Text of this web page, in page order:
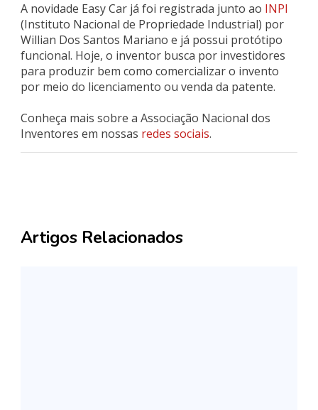
A novidade Easy Car já foi registrada junto ao INPI
(Instituto Nacional de Propriedade Industrial) por
Willian Dos Santos Mariano e já possui protótipo
funcional. Hoje, o inventor busca por investidores
para produzir bem como comercializar o invento
por meio do licenciamento ou venda da patente.
Conheça mais sobre a Associação Nacional dos
Inventores em nossas redes sociais.
Artigos Relacionados